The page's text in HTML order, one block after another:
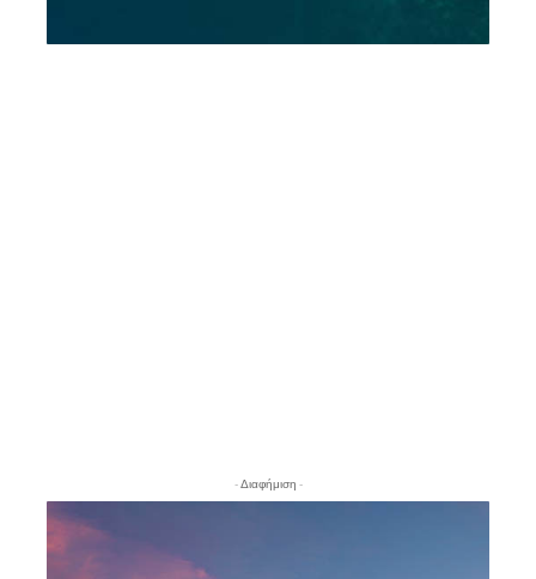
- Διαφήμιση -